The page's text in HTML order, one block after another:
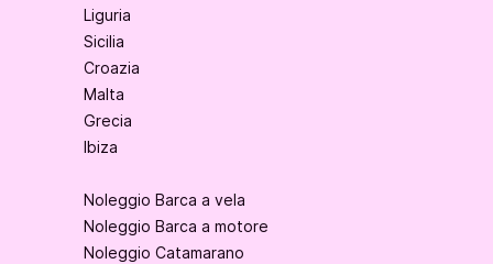
Liguria
Sicilia
Croazia
Malta
Grecia
Ibiza
Noleggio Barca a vela
Noleggio Barca a motore
Noleggio Catamarano